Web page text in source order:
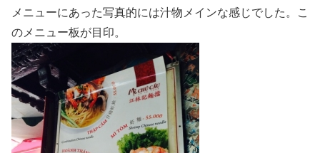
メニューにあった写真的には汁物メインな感じでした。こ
のメニュー板が目印。